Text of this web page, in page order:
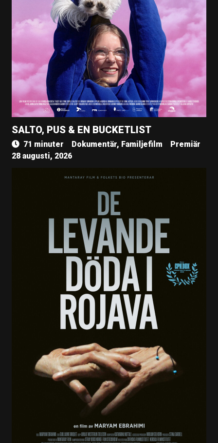
SALTO, PUS & EN BUCKETLIST
71 minuter Dokumentär, Familjefilm
Premiär
28 augusti, 2026